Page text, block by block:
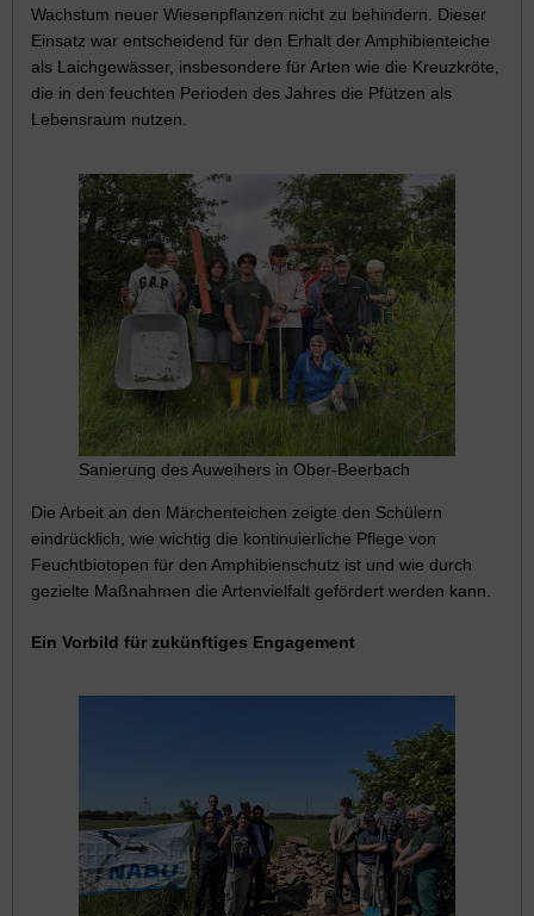
Wachstum neuer Wiesenpflanzen nicht zu behindern. Dieser
Einsatz war entscheidend für den Erhalt der Amphibienteiche
als Laichgewässer, insbesondere für Arten wie die Kreuzkröte,
die in den feuchten Perioden des Jahres die Pfützen als
Lebensraum nutzen.
Sanierung des Auweihers in Ober-Beerbach
Die Arbeit an den Märchenteichen zeigte den Schülern
eindrücklich, wie wichtig die kontinuierliche Pflege von
Feuchtbiotopen für den Amphibienschutz ist und wie durch
gezielte Maßnahmen die Artenvielfalt gefördert werden kann.
Ein Vorbild für zukünftiges Engagement